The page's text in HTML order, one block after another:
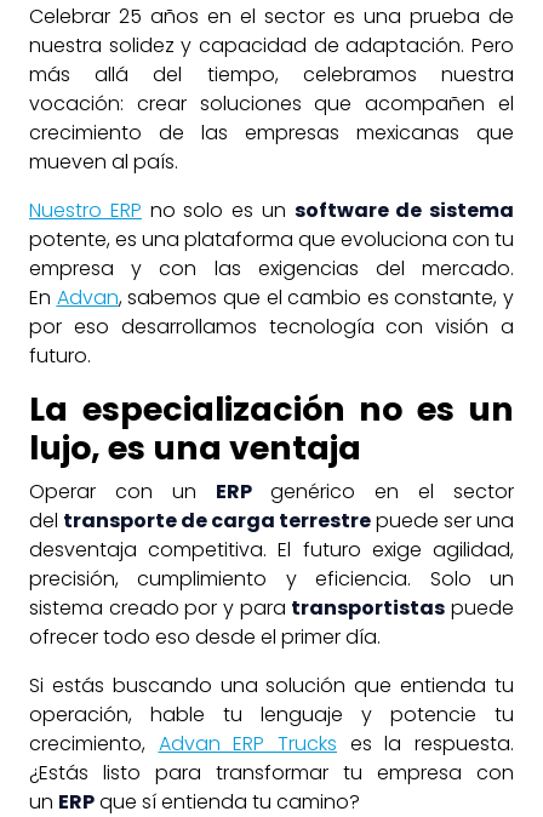
Celebrar 25 años en el sector es una prueba de
nuestra solidez y capacidad de adaptación. Pero
más allá del tiempo, celebramos nuestra
vocación: crear soluciones que acompañen el
crecimiento de las empresas mexicanas que
mueven al país.
Nuestro ERP no solo es un software de sistema
potente, es una plataforma que evoluciona con tu
empresa y con las exigencias del mercado.
En Advan, sabemos que el cambio es constante, y
por eso desarrollamos tecnología con visión a
futuro.
La especialización no es un
lujo, es una ventaja
Operar con un ERPgenérico en el sector
del transporte de carga terrestrepuede ser una
desventaja competitiva. El futuro exige agilidad,
precisión, cumplimiento y eficiencia. Solo un
sistema creado por y para transportistas puede
ofrecer todo eso desde el primer día.
Si estás buscando una solución que entienda tu
operación, hable tu lenguaje y potencie tu
crecimiento, Advan ERP Trucks es la respuesta.
¿Estás listo para transformar tu empresa con
un ERPque sí entienda tu camino?